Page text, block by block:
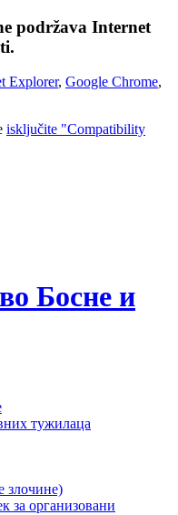
podržava Internet
Explorer, Google Chrome,
isključite "Compatibility
Босне и
тужилаца
злочине)
за организовани